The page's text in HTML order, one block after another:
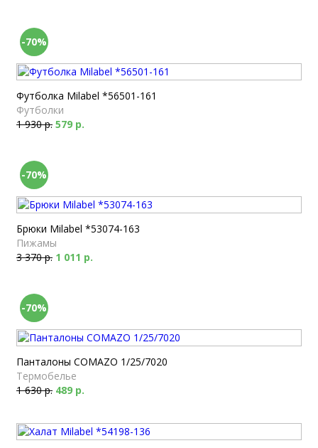
-70%
Футболка Milabel *56501-161
Футболки
1 930 р. 579 р.
-70%
Брюки Milabel *53074-163
Пижамы
3 370 р. 1 011 р.
-70%
Панталоны COMAZO 1/25/7020
Термобелье
1 630 р. 489 р.